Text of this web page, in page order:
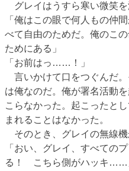
グレイはうすら寒い微笑を
「俺はこの眼で何人もの仲
べて自由のためだ。俺のこ
ためにある」
「お前はっ……！」
言いかけて口をつぐんだ
は俺なのだ。俺が署名活動
こらなかった。起こったと
まれることはなかった。
そのとき、グレイの無線機
「おい、グレイ、すべての
る！ こちら側がハッキ……